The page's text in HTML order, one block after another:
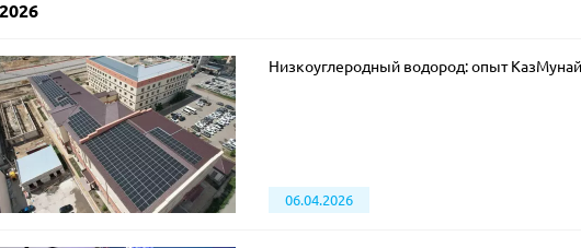
2026
Низкоуглеродный водород: опыт
06.04.2026